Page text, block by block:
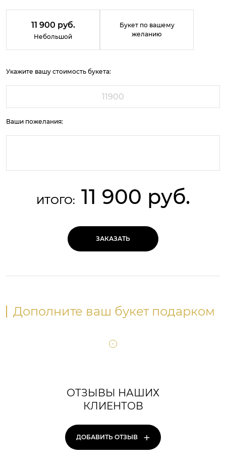
11 900 руб.
Небольшой
Букет по вашему
желанию
Укажите вашу стоимость букета:
Ваши пожелания:
ИТОГО: 11 900 руб.
ЗАКАЗАТЬ
Дополните ваш букет подарком
ОТЗЫВЫ НАШИХ
КЛИЕНТОВ
ДОБАВИТЬ ОТЗЫВ +